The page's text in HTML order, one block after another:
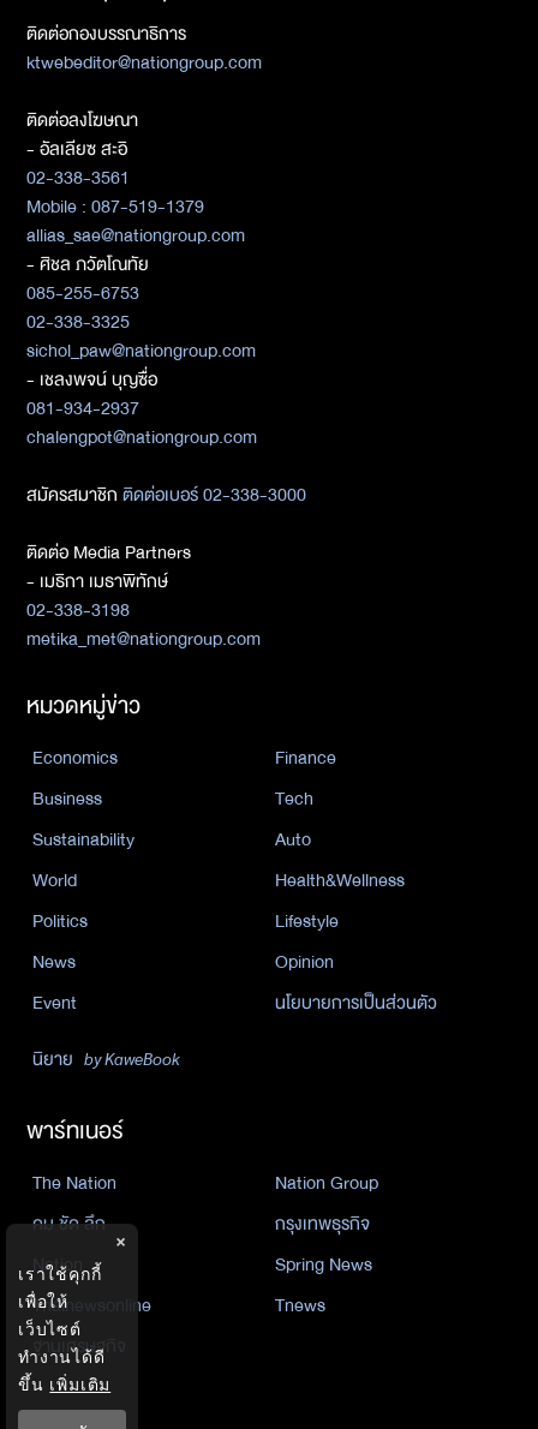
ติดต่อกองบรรณาธิการ
ktwebeditor@nationgroup.com
ติดต่อลงโฆษณา
- อัลเลียซ สะอิ
02-338-3561
Mobile : 087-519-1379
allias_sae@nationgroup.com
- ศิชล ภวัตโณทัย
085-255-6753
02-338-3325
sichol_paw@nationgroup.com
- เชลงพจน์ บุญซื่อ
081-934-2937
chalengpot@nationgroup.com
สมัครสมาชิกติดต่อเบอร์ 02-338-3000
ติดต่อ Media Partners
- เมธิกา เมธาพิทักษ์
02-338-3198
metika_met@nationgroup.com
หมวดหมู่ข่าว
Economics
Finance
Business
Tech
Sustainability
Auto
World
Health&Wellness
Politics
Lifestyle
News
Opinion
Event
นโยบายการเป็นส่วนตัว
นิยาย by KaweBook
พาร์ทเนอร์
The Nation
Nation Group
คม ชัด ลึก
กรุงเทพธุรกิจ
Nation
Spring News
Thainewsonline
Tnews
ฐานเศรษฐกิจ
×
เราใช้คุกกี้
เพื่อให้
เว็บไซต์
ทำงานได้ดี
ขึ้น เพิ่มเติม